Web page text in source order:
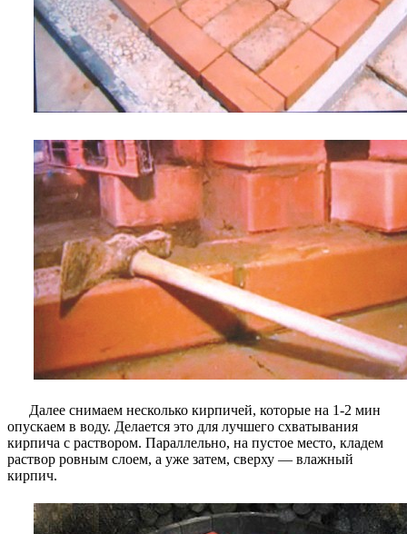
Далее снимаем несколько кирпичей, которые на 1-2 мин
опускаем в воду. Делается это для лучшего схватывания
кирпича с раствором. Параллельно, на пустое место, кладем
раствор ровным слоем, а уже затем, сверху — влажный
кирпич.